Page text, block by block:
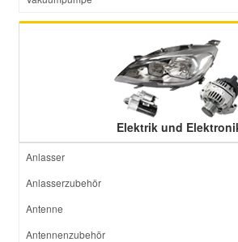
Elektrik und
Anlasser
Anlasserzubehör
Antenne
Antennenzubehör